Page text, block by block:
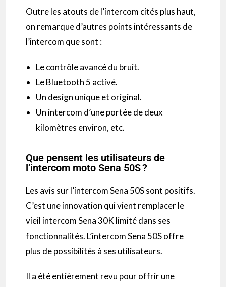
Outre les atouts de l’intercom cités plus haut,
on remarque d’autres points intéressants de
l’intercom que sont :
Le contrôle avancé du bruit.
Le Bluetooth 5 activé.
Un design unique et original.
Un intercom d’une portée de deux
kilomètres environ, etc.
Que pensent les utilisateurs de
l’intercom moto Sena 50S ?
Les avis sur l’intercomSena 50Ssont positifs.
C’est une innovation qui vient remplacer le
vieil intercomSena30K limité dans ses
fonctionnalités. L’intercomSena 50Soffre
plus de possibilités à ses utilisateurs.
Il a été entièrement revu pour offrir une